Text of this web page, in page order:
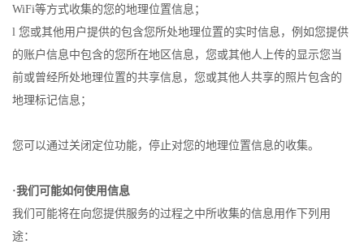
WiFi等方式收集的您的地理位置信息；
l 您或其他用户提供的包含您所处地理位置的实时信息，例如您提供
的账户信息中包含的您所在地区信息，您或其他人上传的显示您当
前或曾经所处地理位置的共享信息，您或其他人共享的照片包含的
地理标记信息；
您可以通过关闭定位功能，停止对您的地理位置信息的收集。
·我们可能如何使用信息
我们可能将在向您提供服务的过程之中所收集的信息用作下列用
途：